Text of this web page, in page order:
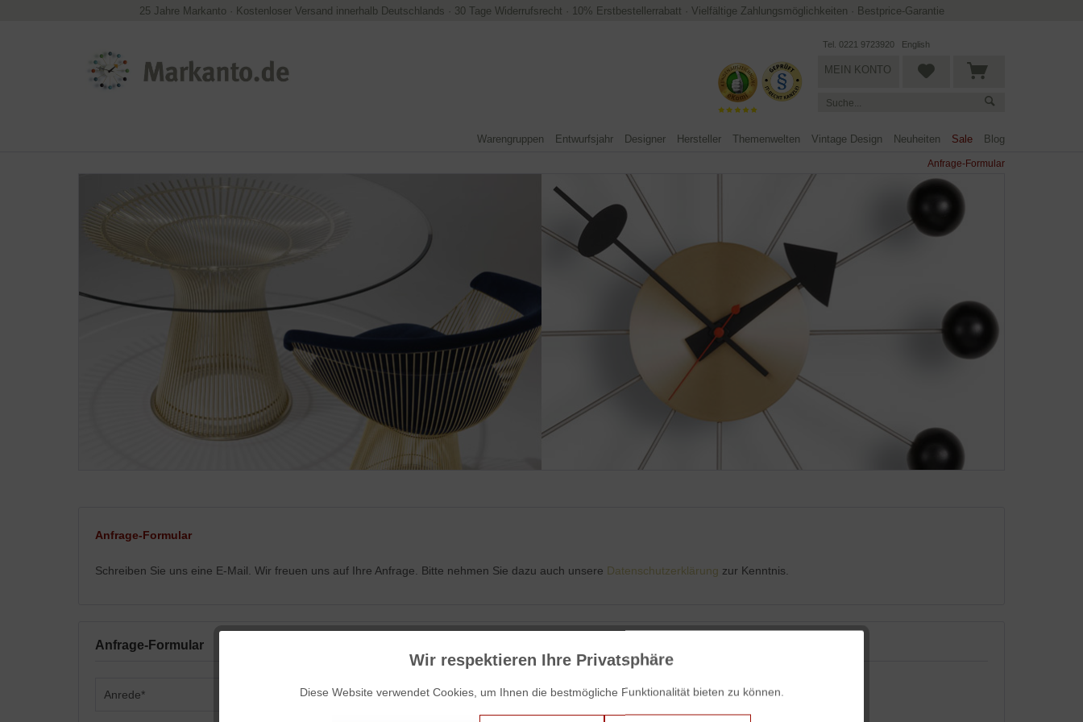
25 Jahre Markanto · Kostenloser Versand innerhalb Deutschlands · 30 Tage Widerrufsrecht · 10% Erstbestellerrabatt · Vielfältige Zahlungsmöglichkeiten · Bestprice-Garantie
Tel. 0221 9723920 English
MEIN KONTO
Warengruppen Entwurfsjahr Designer Hersteller Themenwelten Vintage Design Neuheiten Sale Blog
Anfrage-Formular
Anfrage-Formular
Schreiben Sie uns eine E-Mail. Wir freuen uns auf Ihre Anfrage. Bitte nehmen Sie dazu auch unsere Datenschutzerklärung zur Kenntnis.
Anfrage-Formular
Wir respektieren Ihre Privatsphäre
Diese Website verwendet Cookies, um Ihnen die bestmögliche Funktionalität bieten zu können.